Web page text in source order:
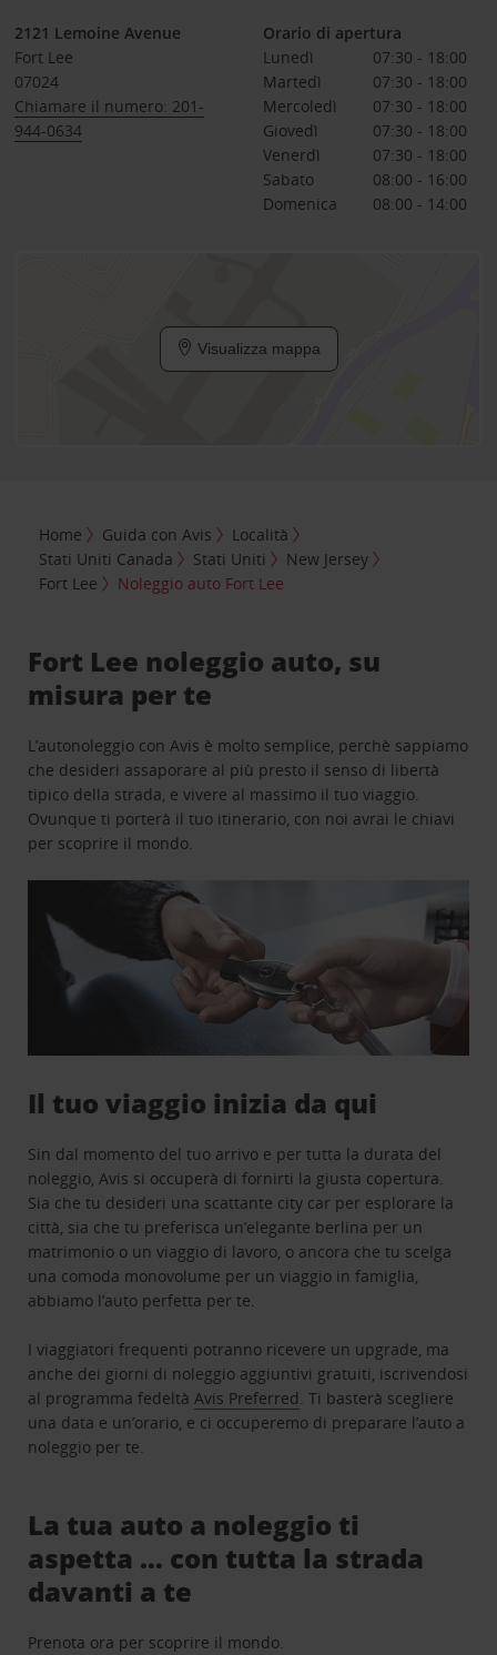
2121 Lemoine Avenue
Fort Lee
07024
Chiamare il numero: 201-
944-0634
Orario di apertura
Lunedì
07:30 - 18:00
Martedì
07:30 - 18:00
Mercoledì
07:30 - 18:00
Giovedì
07:30 - 18:00
Venerdì
07:30 - 18:00
Sabato
08:00 - 16:00
Domenica
08:00 - 14:00
Visualizza mappa
Home Guida con Avis
Località
Stati Uniti Canada
Stati Uniti
New Jersey
Fort Lee
Noleggio auto Fort Lee
Fort Lee noleggio auto, su
misura per te
L’autonoleggio con Avis è molto semplice, perchè sappiamo
che desideri assaporare al più presto il senso di libertà
tipico della strada, e vivere al massimo il tuo viaggio.
Ovunque ti porterà il tuo itinerario, con noi avrai le chiavi
per scoprire il mondo.
Il tuo viaggio inizia da qui
Sin dal momento del tuo arrivo e per tutta la durata del
noleggio, Avis si occuperà di fornirti la giusta copertura.
Sia che tu desideri una scattante city car per esplorare la
città, sia che tu preferisca un’elegante berlina per un
matrimonio o un viaggio di lavoro, o ancora che tu scelga
una comoda monovolume per un viaggio in famiglia,
abbiamo l’auto perfetta per te.
I viaggiatori frequenti potranno ricevere un upgrade, ma
anche dei giorni di noleggio aggiuntivi gratuiti, iscrivendosi
al programma fedeltàAvis Preferred. Ti basterà scegliere
una data e un’orario, e ci occuperemo di preparare l’auto a
noleggio per te.
La tua auto a noleggio ti
aspetta … con tutta la strada
davanti a te
Prenota ora per scoprire il mondo.